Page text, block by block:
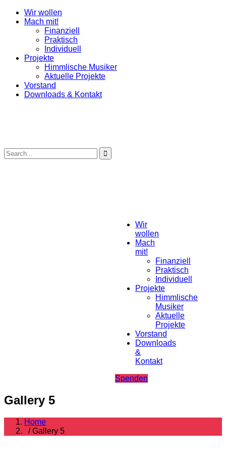
Wir wollen
Mach mit!
Finanziell
Praktisch
Individuell
Projekte
Himmlische Musiker
Aktuelle Projekte
Vorstand
Downloads & Kontakt
Wir
wollen
Mach
mit!
Finanziell
Praktisch
Individuell
Projekte
Himmlische
Musiker
Aktuelle
Projekte
Vorstand
Downloads
&
Kontakt
Spenden
Gallery 5
Home
/ Gallery 5